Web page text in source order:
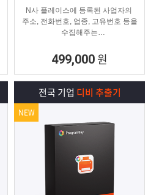
N사 플레이스에 등록된 사업자의
주소, 전화번호, 업종, 고유번호 등을
수집해주는
추출 수집 프로그램
499,000 원
전국 기업 디비 추출기
NEW